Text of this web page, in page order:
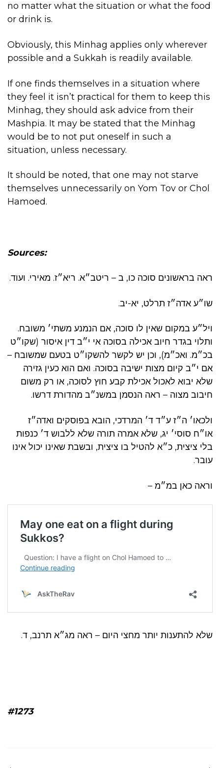
no matter what the situation or what the food
or drink is.
Obviously, this Minhag applies only wherever
possible and a Sukkah is readily available.
If one finds themselves in a situation where
they feel it isn’t practical for them to keep this
Minhag, they should ask advice from their
Mashpia. It may be stated that the Minhag
would be to not put oneself in such a
situation, unless necessary.
It should be noted, that one may not starve
themselves unnecessarily on Yom Tov or Chol
Hamoed.
Sources:
ראה בראשונים סוכה כו, ב – ריטב״א. ריא״ז. מאירי. ועוד.
שו״ע אדה״ז תרלט, יא-יב.
ויל״ע במקום שאין לו סוכה, אם הנמנע משתי׳ משובח.
ותלוי בגדר חיוב אכילה בסוכה אי י״ב דין איסור (שקו״ט
בכ״מ. ואכ״מ), וכן יש לקשר להשקו״ט בטעם שמשובח –
אם י״ב קיום מצות ישיבה בסוכה. ואם הוא כעין גזירה
שלא יבוא לאכול אכילת קבע חוץ לסוכה, או רק משום
חיבוב מצוה – ראה הנסמן במשנ״ב מהדורת דרשו.
ולכאו׳ ה״ז ע״ד ד׳ המרדכי, הובא בפוסקים ואדה״ז
או״ח סוסי׳ יג, שלא אמרה תורה שלא ללבוש ד׳ כנפות
בלי ציצית, כ״א להטיל בו ציצית, ובשבת שאינו יכול אינו
עובר.
וראה כאן במ״מ –
שלא להתענות יותר מחצי היום – ראה מג״א תרנב, ד.
#1273